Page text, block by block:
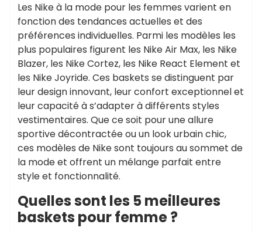
Les Nike à la mode pour les femmes varient en
fonction des tendances actuelles et des
préférences individuelles. Parmi les modèles les
plus populaires figurent les Nike Air Max, les Nike
Blazer, les Nike Cortez, les Nike React Element et
les Nike Joyride. Ces baskets se distinguent par
leur design innovant, leur confort exceptionnel et
leur capacité à s’adapter à différents styles
vestimentaires. Que ce soit pour une allure
sportive décontractée ou un look urbain chic,
ces modèles de Nike sont toujours au sommet de
la mode et offrent un mélange parfait entre
style et fonctionnalité.
Quelles sont les 5 meilleures
baskets pour femme ?